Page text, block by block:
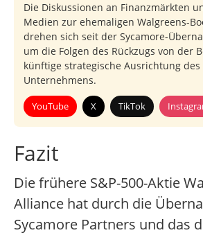
Die Diskussionen an Finanzmärkten
Medien zur ehemaligen Walgreens-
drehen sich seit der Sycamore-
um die Folgen des Rückzugs von der
künftige strategische Ausrichtung
Unternehmens.
YouTube X TikTok
Fazit
Die frühere S&P-500-Aktie
Alliance hat durch die
Sycamore Partners und das